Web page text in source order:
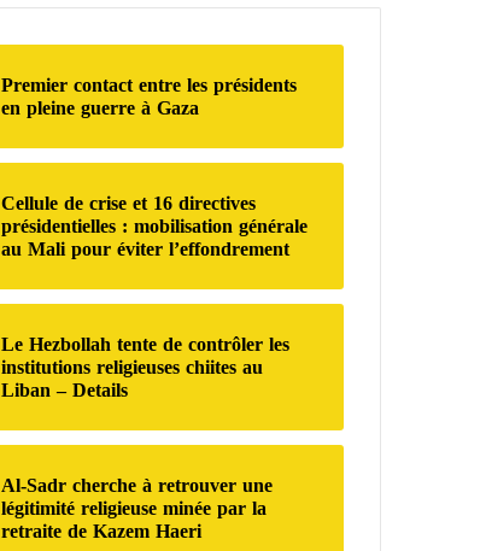
c
h
e
Premier contact entre les présidents
en pleine guerre à Gaza
Cellule de crise et 16 directives
présidentielles : mobilisation générale
au Mali pour éviter l’effondrement
Le Hezbollah tente de contrôler les
institutions religieuses chiites au
Liban – Details
Al-Sadr cherche à retrouver une
légitimité religieuse minée par la
retraite de Kazem Haeri